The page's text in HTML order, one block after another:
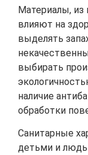
Материалы, из
влияют на
выделять
выбирать
наличие
обработки
Санитарные
детьми и